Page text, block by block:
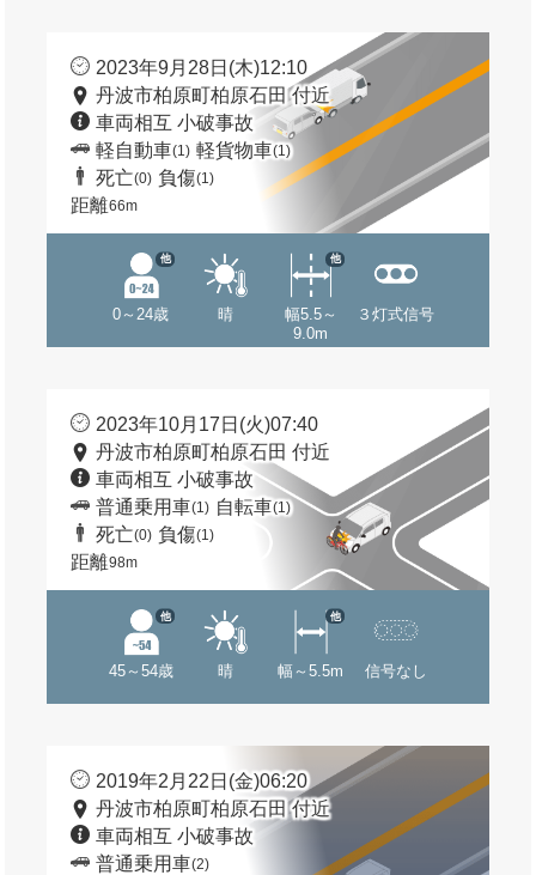
2023年9月28日(木)12:10
丹波市柏原町柏原石田 付近
車両相互 小破事故
軽自動車(1) 軽貨物車(1)
死亡(0) 負傷(1)
距離66m
0～24歳
他
晴
幅5.5～
9.0m
他
３灯式信号
2023年10月17日(火)07:40
丹波市柏原町柏原石田 付近
車両相互 小破事故
普通乗用車(1) 自転車(1)
死亡(0) 負傷(1)
距離98m
45～54歳
他
晴 幅～5.5m
他
信号なし
2019年2月22日(金)06:20
丹波市柏原町柏原石田 付近
車両相互 小破事故
普通乗用車(2)